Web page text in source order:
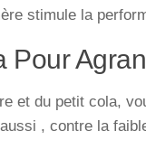
stimule la
Pour
et du petit cola,
, contre la